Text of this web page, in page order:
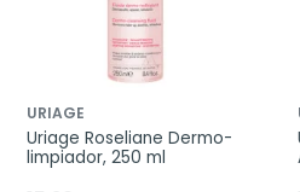
URIAGE
Uriage Roseliane Dermo-
limpiador, 250 ml